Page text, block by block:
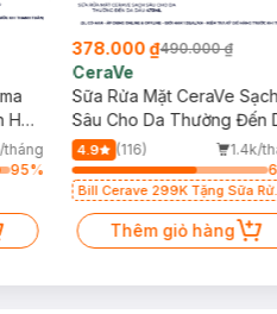
95%
378.000 ₫490.000 ₫
CeraVe
Sữa Rửa Mặt CeraVe
Sâu Cho Da Thường Đến
Dầu 473ml
4.9 (116)
1.4k/
Bill Cerave 299K Tặng Sữa
Thêm giỏ hàng